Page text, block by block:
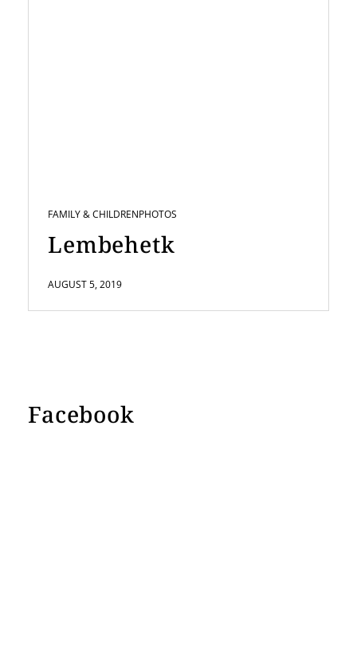
FAMILY & CHILDRENPHOTOS
Lembehetk
AUGUST 5, 2019
Facebook